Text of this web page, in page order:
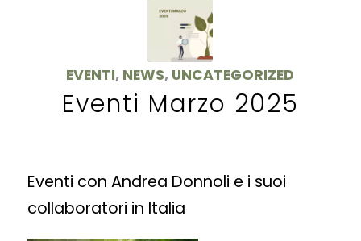
EVENTI, NEWS, UNCATEGORIZED
Eventi Marzo 2025
Eventi con Andrea Donnoli e i suoi
collaboratori in Italia